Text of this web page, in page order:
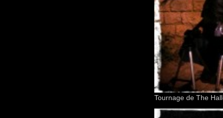
Tournage de The